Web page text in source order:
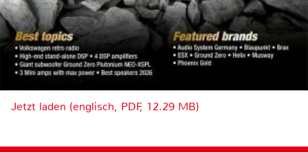
Jetzt laden (englisch, PDF, 12.29 MB)